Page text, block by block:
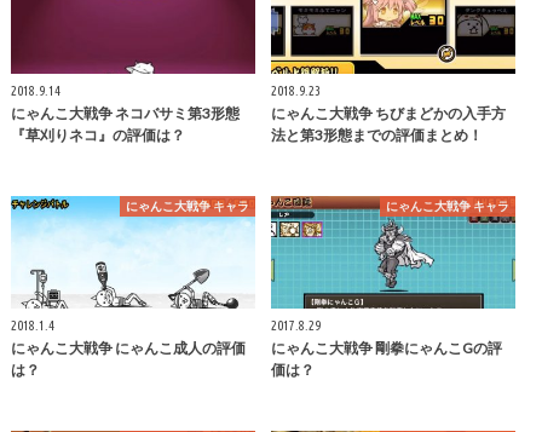
2018.9.14
にゃんこ大戦争 ネコバサミ第3形態
『草刈りネコ』の評価は？
2018.9.23
にゃんこ大戦争 ちびまどかの入手方
法と第3形態までの評価まとめ！
にゃんこ大戦争 キャラ
2018.1.4
にゃんこ大戦争 にゃんこ成人の評価
は？
にゃんこ大戦争 キャラ
2017.8.29
にゃんこ大戦争 剛拳にゃんこGの評
価は？